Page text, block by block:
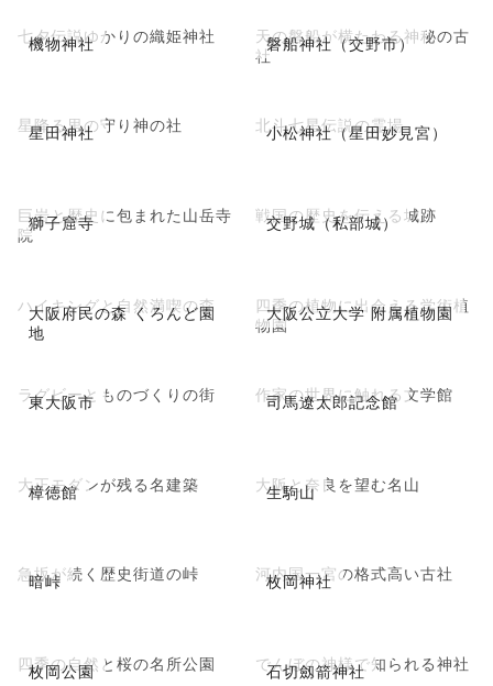
機物神社
七夕伝説ゆかりの織姫神社 磐船神社（交野市）
天の磐船が横たわる神秘の古
社
星田神社
星降る里の守り神の社 小松神社（星田妙見宮）
北斗七星伝説の霊場
獅子窟寺
巨岩と歴史に包まれた山岳寺
院
交野城（私部城）
戦国の歴史を伝える城跡
大阪府民の森 くろんど園
地
ハイキングと自然満喫の森 大阪公立大学 附属植物園
四季の植物に出会える学術植
物園
東大阪市
ラグビーとものづくりの街 司馬遼太郎記念館
作家の世界に触れる文学館
樟徳館
大正モダンが残る名建築 生駒山
大阪と奈良を望む名山
暗峠
急坂が続く歴史街道の峠 枚岡神社
河内国一宮の格式高い古社
枚岡公園
四季の自然と桜の名所公園 石切劔箭神社
でんぼの神様で知られる神社